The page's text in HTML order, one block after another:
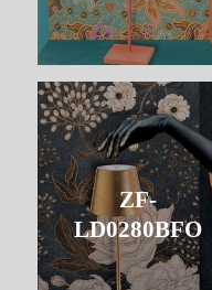
ZF-
LD0280BFO